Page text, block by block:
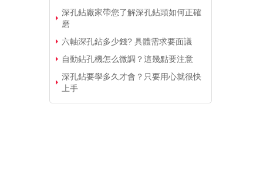
深孔鉆廠家帶您了解深孔鉆頭如何正確
磨
六軸深孔鉆多少錢? 具體需求要面議
自動鉆孔機怎么微調？這幾點要注意
深孔鉆要學多久才會？只要用心就很快
上手